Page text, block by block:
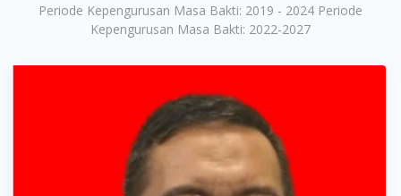
Periode Kepengurusan Masa Bakti: 2019 - 2024 Periode
Kepengurusan Masa Bakti: 2022-2027